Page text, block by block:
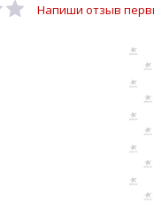
Напиши отзыв